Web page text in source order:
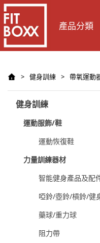
產品分類
> 健身訓練 > 帶氧運動
健身訓練
運動服飾/鞋
運動恢復鞋
力量訓練器材
智能健身產品及配
啞鈴/壺鈴/槓鈴/健
藥球/重力球
阻力帶